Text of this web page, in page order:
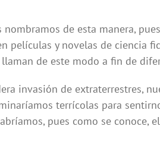
nombramos de esta manera,
películas y novelas de ciencia
de este modo a fin de
invasión de extraterrestres,
terrícolas para
pues como se conoce,